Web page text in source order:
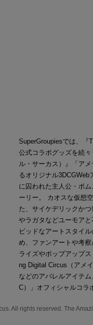
SuperGroupiesでは、『
公式コラボグッズを続
ル・サーカス）』「ア
るオリジナル
に囚われた主人公・ポ
ーリー。 カオスな仮想
た、サイケデリックか
やラガタなどユーモア
ビッドなアートスタイ
め、ファンアートや考
ライズやポップアップ
ng Digital Circus（アメ
などのアパレルアイテ
C）」オフィシャルコラ
All rights reserved. The